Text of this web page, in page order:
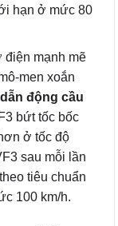
hạn ở mức 80
mạnh mẽ
men xoắn
dẫn động cầu
bứt tốc bốc
ở tốc độ
sau mỗi lần
tiêu chuẩn
100 km/h.